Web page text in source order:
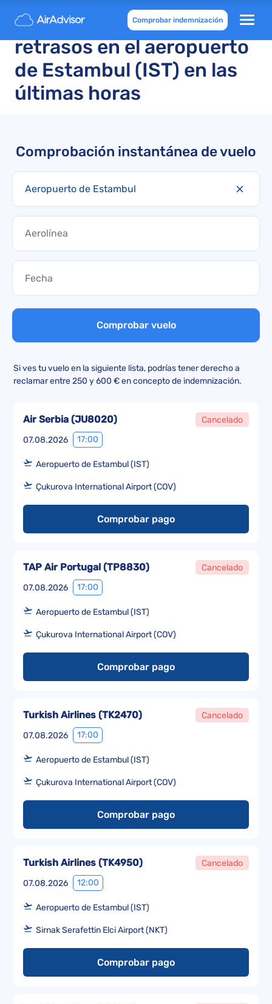
Comprobar indemnización
Vuelos cancelados y
retrasos en el aeropuerto
de Estambul (IST) en las
últimas horas
Comprobación instantánea de vuelo
Aeropuerto de Estambul
Comprobar vuelo
Si ves tu vuelo en la siguiente lista, podrías tener derecho a
reclamar entre 250 y 600 € en concepto de indemnización.
07.08.2026 17:00
Air Serbia (JU8020) Cancelado
Aeropuerto de Estambul (IST)
Çukurova International Airport (COV)
Comprobar pago
07.08.2026 17:00
TAP Air Portugal (TP8830) Cancelado
Aeropuerto de Estambul (IST)
Çukurova International Airport (COV)
Comprobar pago
07.08.2026 17:00
Turkish Airlines (TK2470) Cancelado
Aeropuerto de Estambul (IST)
Çukurova International Airport (COV)
Comprobar pago
07.08.2026 12:00
Turkish Airlines (TK4950) Cancelado
Aeropuerto de Estambul (IST)
Sirnak Serafettin Elci Airport (NKT)
Comprobar pago